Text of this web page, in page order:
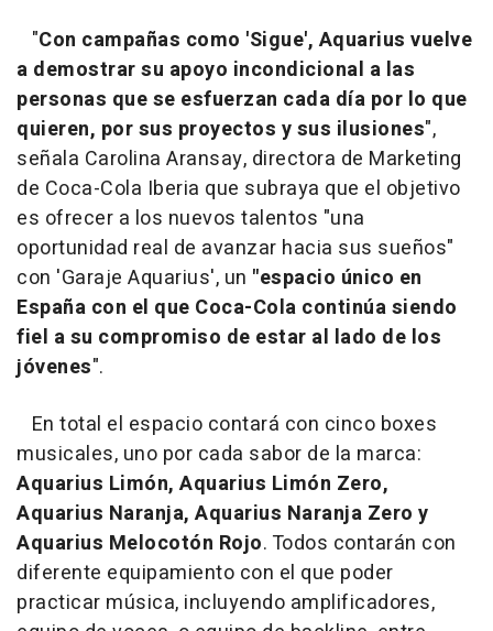
"Con campañas como 'Sigue', Aquarius vuelve
a demostrar su apoyo incondicional a las
personas que se esfuerzan cada día por lo que
quieren, por sus proyectos y sus ilusiones",
señala Carolina Aransay, directora de Marketing
de Coca-Cola Iberia que subraya que el objetivo
es ofrecer a los nuevos talentos "una
oportunidad real de avanzar hacia sus sueños"
con 'Garaje Aquarius', un "espacio único en
España con el que Coca-Cola continúa siendo
fiel a su compromiso de estar al lado de los
jóvenes".
En total el espacio contará con cinco boxes
musicales, uno por cada sabor de la marca:
Aquarius Limón, Aquarius Limón Zero,
Aquarius Naranja, Aquarius Naranja Zero y
Aquarius Melocotón Rojo. Todos contarán con
diferente equipamiento con el que poder
practicar música, incluyendo amplificadores,